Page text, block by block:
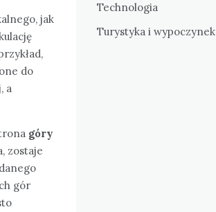
jak
do
a
góry
zostaje
gór
Technologia
Turystyka i wypoczynek